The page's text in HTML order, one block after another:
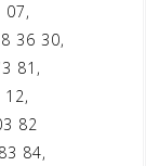
07,
36 30,
81,
82
84,